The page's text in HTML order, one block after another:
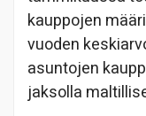
kauppojen
vuoden
asuntojen
jaksolla